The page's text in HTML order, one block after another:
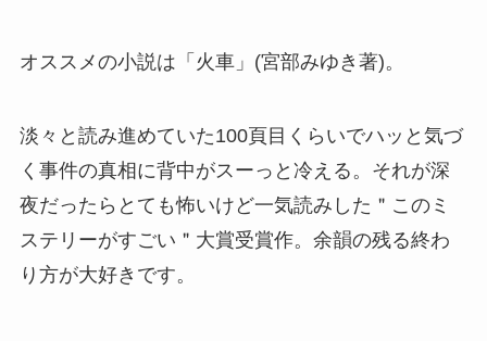
オススメの小説は「火車」(宮部みゆき著)。
淡々と読み進めていた100頁目くらいでハッと気づ
く事件の真相に背中がスーっと冷える。それが深
夜だったらとても怖いけど一気読みした＂このミ
ステリーがすごい＂大賞受賞作。余韻の残る終わ
り方が大好きです。